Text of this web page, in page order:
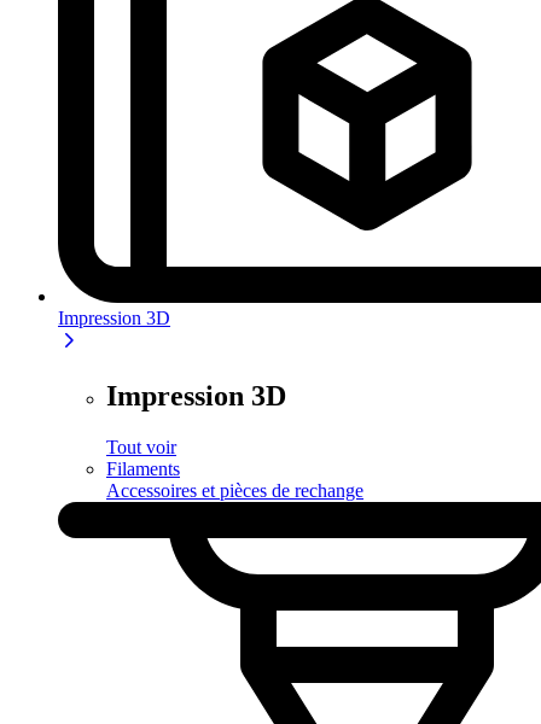
Impression 3D
Impression 3D
Tout voir
Filaments
Accessoires et pièces de rechange